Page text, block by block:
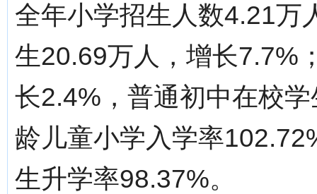
全年小学招生人数4.21万
生20.69万人，增长7.7%
长2.4%，普通初中在校
龄儿童小学入学率
生升学率98.37%。